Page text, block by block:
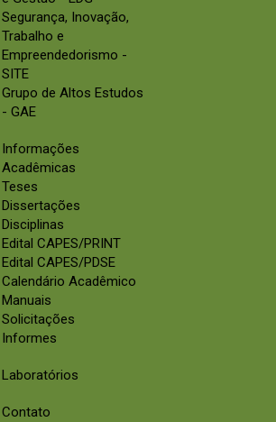
Segurança, Inovação,
Trabalho e
Empreendedorismo -
SITE
Grupo de Altos Estudos
- GAE
Informações
Acadêmicas
Teses
Dissertações
Disciplinas
Edital CAPES/PRINT
Edital CAPES/PDSE
Calendário Acadêmico
Manuais
Solicitações
Informes
Laboratórios
Contato